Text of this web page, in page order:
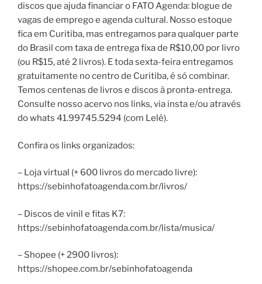
discos que ajuda financiar o FATO Agenda: blogue de
vagas de emprego e agenda cultural. Nosso estoque
fica em Curitiba, mas entregamos para qualquer parte
do Brasil com taxa de entrega fixa de R$10,00 por livro
(ou R$15, até 2 livros). E toda sexta-feira entregamos
gratuitamente no centro de Curitiba, é só combinar.
Temos centenas de livros e discos à pronta-entrega.
Consulte nosso acervo nos links, via insta e/ou através
do whats 41.99745.5294 (com Lelê).
Confira os links organizados:
– Loja virtual (+ 600 livros do mercado livre):
https://sebinhofatoagenda.com.br/livros/
– Discos de vinil e fitas K7:
https://sebinhofatoagenda.com.br/lista/musica/
– Shopee (+ 2900 livros):
https://shopee.com.br/sebinhofatoagenda